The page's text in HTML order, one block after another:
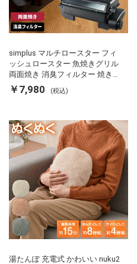
simplus マルチロースター フィ
ッシュロースター 魚焼きグリル
両面焼き 消臭フィルター 焼き魚
両面ヒーター タイマー付き SP-
FRS01 マットブラック シンプラ
￥7,980 (税込)
湯たんぽ 充電式 かわいい nuku2